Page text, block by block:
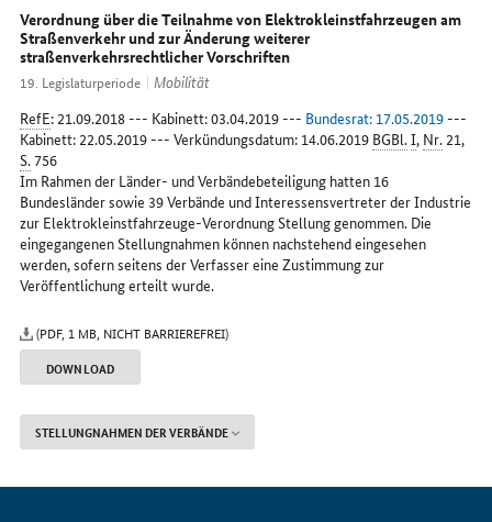
uns
im
Internet
Verordnung über die Teilnahme von Elektrokleinstfahrzeugen am
Straßenverkehr und zur Änderung weiterer
straßenverkehrsrechtlicher Vorschriften
19. Legislaturperiode
Mobilität
RefE: 21.09.2018 --- Kabinett: 03.04.2019 --- Bundesrat: 17.05.2019---
Kabinett: 22.05.2019 --- Verkündungsdatum: 14.06.2019 BGBl.I, Nr.21,
S.756
Im Rahmen der Länder- und Verbändebeteiligung hatten 16
Bundesländer sowie 39 Verbände und Interessensvertreter der Industrie
zur Elektrokleinstfahrzeuge-Verordnung Stellung genommen. Die
eingegangenen Stellungnahmen können nachstehend eingesehen
werden, sofern seitens der Verfasser eine Zustimmung zur
Veröffentlichung erteilt wurde.
(PDF, 1 MB, NICHT BARRIEREFREI)
DOWNLOAD
STELLUNGNAHMEN DER VERBÄNDE